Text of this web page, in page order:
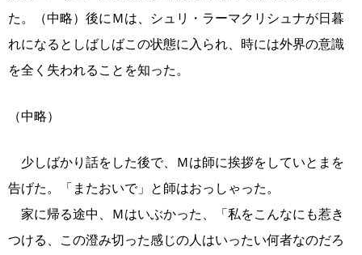
た。（中略）後にＭは、シュリ・ラーマクリシュナが日暮
れになるとしばしばこの状態に入られ、時には外界の意識
を全く失われることを知った。
（中略）
少しばかり話をした後で、Ｍは師に挨拶をしていとまを
告げた。「またおいで」と師はおっしゃった。
家に帰る途中、Ｍはいぶかった、「私をこんなにも惹き
つける、この澄み切った感じの人はいったい何者なのだろ